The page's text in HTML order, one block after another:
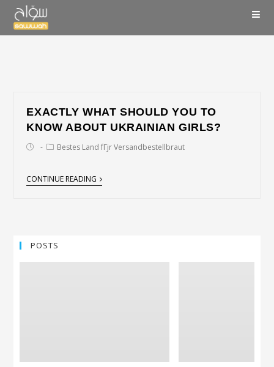
EXACTLY WHAT SHOULD YOU TO
KNOW ABOUT UKRAINIAN GIRLS?
Bestes Land fГјr Versandbestellbraut
CONTINUE READING
POSTS